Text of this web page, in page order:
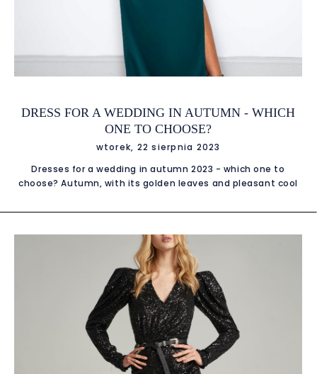
DRESS FOR A WEDDING IN AUTUMN - WHICH
ONE TO CHOOSE?
wtorek, 22 sierpnia 2023
Dresses for a wedding in autumn 2023 - which one to
choose? Autumn, with its golden leaves and pleasant cool
also a great time of the year to show off your unique style
invited to an autumn wedding and you are wondering what
dress will be perfect, you've come to the right place! We
bring you a guide to the most beautiful dresses for fall
weddings that will allow you to shine and charm this
romantic season. Warm Colors and Rich Fabrics Fall is a time
of warm colors such as burgundy, deep green, warm peach
and deep shades of purple. When choosing a dress for a fall
wedding, consider choosing a dress in one of these
charming colors. Rich fabrics such as velor, velvet and tulle
will add depth and elegance to the dress, perfect for this